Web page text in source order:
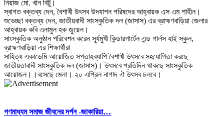
নিয়াজ মো. খান বিটু।
স্বাগত বক্তব্য দেন, বৈশাখী উৎসব উদযাপন পরিষদের আহ্বায়ক এস এম শাহীন।
শুভেচ্ছা বক্তব্য দেন, জাতীয়বাদী সাংস্কৃতিক দল (জাসাস) এর ব্রাহ্মণবাড়িয়া জেলার
আহ্বায়ক কবি এনামুল হক জুয়েল।
সাংস্কৃতিক অনুষ্ঠান পরিবেশন করেন সূর্যমুখী কিন্ডারগার্টেন এন্ড গার্লস হাই স্কুল,
ব্রাহ্মণবাড়িয়া এর শিক্ষার্থীরা
সাহিত্য একাডেমি আয়োজিত সপ্তাহব্যাপি বৈশাখী উৎসবে সহযোগিতা করছে
জাতীয়তাবাদী সাংস্কৃতিক দল (জাসাস)। উৎসবে প্রতিদিন থাকছে সাংস্কৃতিক
আয়োজন।।বসেছে মেলা। ২০ এপ্রিল নাগাদ ঐ উৎসব চলবে।
গণমাধ্যম সমাজ জীবনের দর্পন -জাকারিয়া…